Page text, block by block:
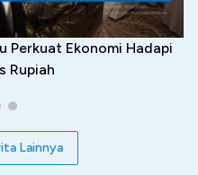
Perkuat Ekonomi Hadapi
Rupiah
Lainnya